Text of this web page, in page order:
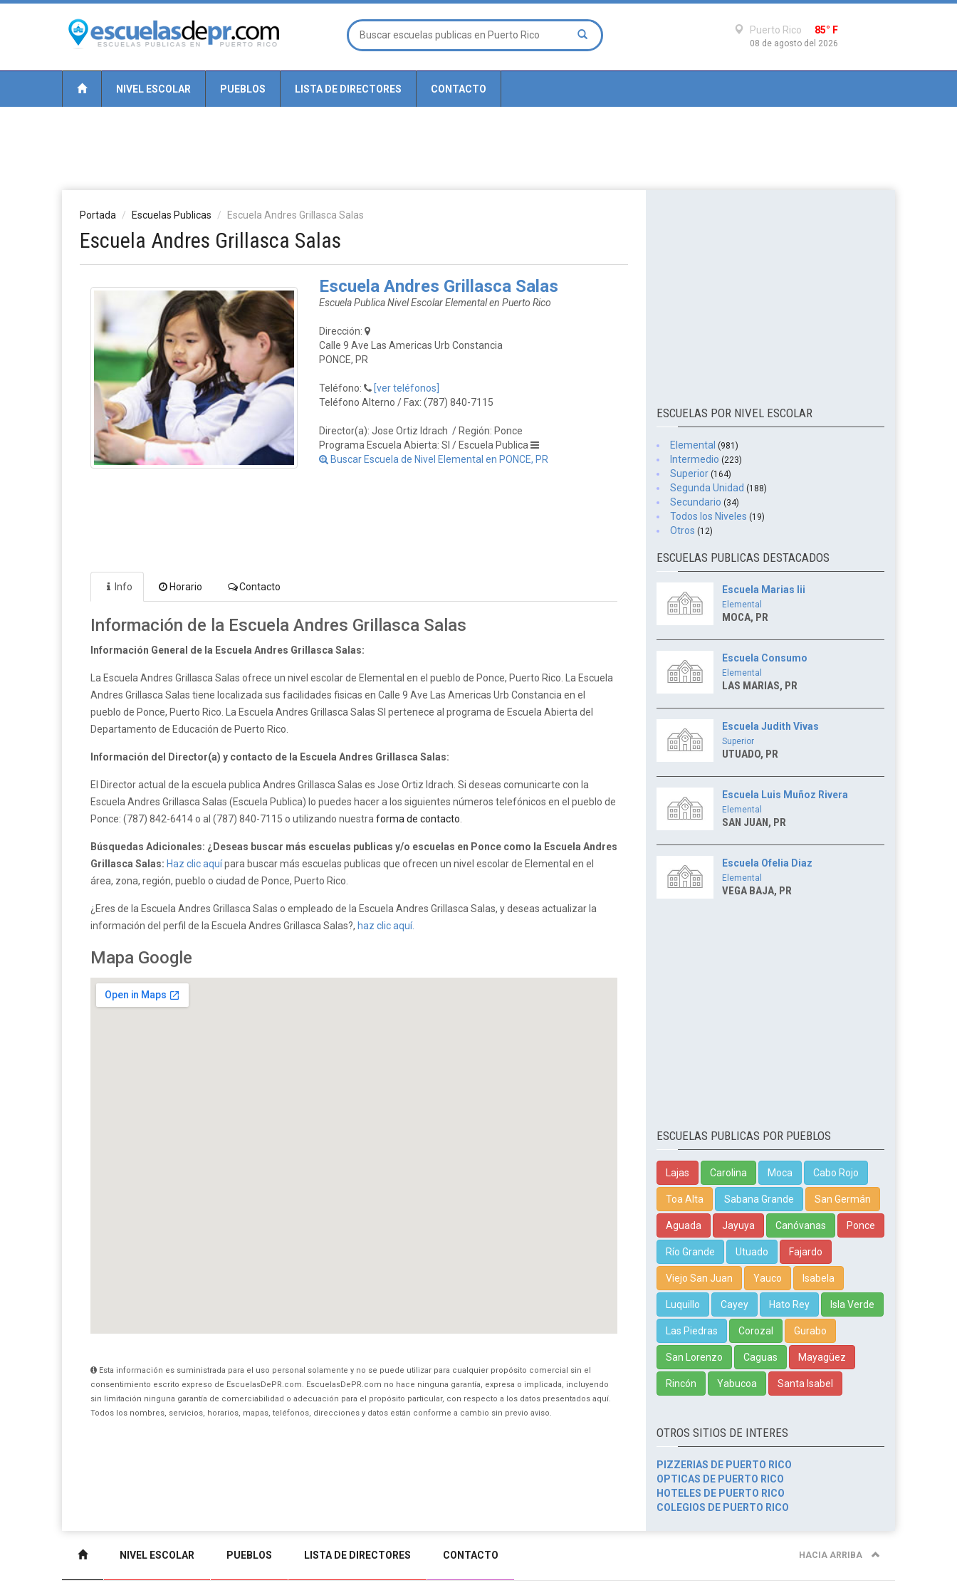
Puerto Rico 85° F
08 de agosto del 2026
NIVEL ESCOLAR PUEBLOS LISTA DE DIRECTORES CONTACTO
Portada Escuelas Publicas Escuela Andres Grillasca Salas
Escuela Andres Grillasca Salas
Escuela Andres Grillasca Salas
Escuela Publica Nivel Escolar Elemental en Puerto Rico
Dirección:
Calle 9 Ave Las Americas Urb Constancia
PONCE, PR
Teléfono:
[ver teléfonos]
Teléfono Alterno / Fax: (787) 840-7115
Director(a): Jose Ortiz Idrach / Región: Ponce
Programa Escuela Abierta: SI / Escuela Publica
Buscar Escuela de Nivel Elemental en PONCE, PR
Info Horario Contacto
Información de la Escuela Andres Grillasca Salas
Información General de la Escuela Andres Grillasca Salas:
La Escuela Andres Grillasca Salas ofrece un nivel escolar de Elemental en el pueblo de Ponce, Puerto Rico. La Escuela
Andres Grillasca Salas tiene localizada sus facilidades fisicas en Calle 9 Ave Las Americas Urb Constancia en el
pueblo de Ponce, Puerto Rico. La Escuela Andres Grillasca Salas SI pertenece al programa de Escuela Abierta del
Departamento de Educación de Puerto Rico.
Información del Director(a) y contacto de la Escuela Andres Grillasca Salas:
El Director actual de la escuela publica Andres Grillasca Salas es Jose Ortiz Idrach. Si deseas comunicarte con la
Escuela Andres Grillasca Salas (Escuela Publica) lo puedes hacer a los siguientes números telefónicos en el pueblo de
Ponce: (787) 842-6414 o al (787) 840-7115 o utilizando nuestra forma de contacto
Búsquedas Adicionales: ¿Deseas buscar más escuelas publicas y/o escuelas en Ponce como la Escuela Andres
Grillasca Salas: Haz clic aquípara buscar más escuelas publicas que ofrecen un nivel escolar de Elemental en el
área, zona, región, pueblo o ciudad de Ponce, Puerto Rico.
¿Eres de la Escuela Andres Grillasca Salas o empleado de la Escuela Andres Grillasca Salas, y deseas actualizar la
información del perfil de la Escuela Andres Grillasca Salas?, haz clic aquí.
Mapa Google
Esta información es suministrada para el uso personal solamente y no se puede utilizar para cualquier propósito comercial sin el
consentimiento escrito expreso de EscuelasDePR.com. EscuelasDePR.com no hace ninguna garantía, expresa o implicada, incluyendo
sin limitación ninguna garantía de comerciabilidad o adecuación para el propósito particular, con respecto a los datos presentados aquí.
Todos los nombres, servicios, horarios, mapas, teléfonos, direcciones y datos están conforme a cambio sin previo aviso.
ESCUELAS POR NIVEL ESCOLAR
Elemental (981)
Intermedio (223)
Superior (164)
Segunda Unidad (188)
Secundario (34)
Todos los Niveles (19)
Otros (12)
ESCUELAS PUBLICAS DESTACADOS
Escuela Marias Iii
Elemental
MOCA, PR
Escuela Consumo
Elemental
LAS MARIAS, PR
Escuela Judith Vivas
Superior
UTUADO, PR
Escuela Luis Muñoz Rivera
Elemental
SAN JUAN, PR
Escuela Ofelia Diaz
Elemental
VEGA BAJA, PR
ESCUELAS PUBLICAS POR PUEBLOS
Lajas Carolina Moca Cabo Rojo
Toa Alta Sabana Grande San Germán
Aguada Jayuya Canóvanas Ponce
Río Grande Utuado Fajardo
Viejo San Juan Yauco Isabela
Luquillo Cayey Hato Rey Isla Verde
Las Piedras Corozal Gurabo
San Lorenzo Caguas Mayagüez
Rincón Yabucoa Santa Isabel
OTROS SITIOS DE INTERES
PIZZERIAS DE PUERTO RICO
OPTICAS DE PUERTO RICO
HOTELES DE PUERTO RICO
COLEGIOS DE PUERTO RICO
NIVEL ESCOLAR PUEBLOS LISTA DE DIRECTORES CONTACTO HACIA ARRIBA